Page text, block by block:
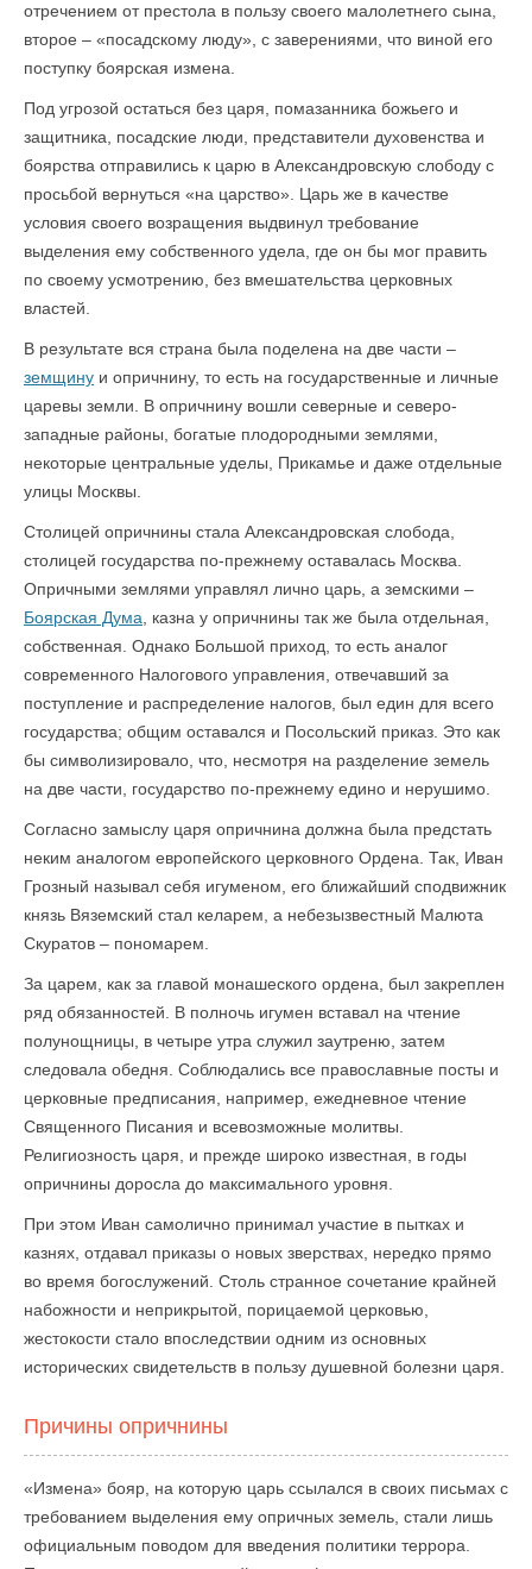
отречением от престола в пользу своего малолетнего сына,
второе – «посадскому люду», с заверениями, что виной его
поступку боярская измена.
Под угрозой остаться без царя, помазанника божьего и
защитника, посадские люди, представители духовенства и
боярства отправились к царю в Александровскую слободу с
просьбой вернуться «на царство». Царь же в качестве
условия своего возращения выдвинул требование
выделения ему собственного удела, где он бы мог править
по своему усмотрению, без вмешательства церковных
властей.
В результате вся страна была поделена на две части –
земщину и опричнину, то есть на государственные и личные
царевы земли. В опричнину вошли северные и северо-
западные районы, богатые плодородными землями,
некоторые центральные уделы, Прикамье и даже отдельные
улицы Москвы.
Столицей опричнины стала Александровская слобода,
столицей государства по-прежнему оставалась Москва.
Опричными землями управлял лично царь, а земскими –
Боярская Дума , казна у опричнины так же была отдельная,
собственная. Однако Большой приход, то есть аналог
современного Налогового управления, отвечавший за
поступление и распределение налогов, был един для всего
государства; общим оставался и Посольский приказ. Это как
бы символизировало, что, несмотря на разделение земель
на две части, государство по-прежнему едино и нерушимо.
Согласно замыслу царя опричнина должна была предстать
неким аналогом европейского церковного Ордена. Так, Иван
Грозный называл себя игуменом, его ближайший сподвижник
князь Вяземский стал келарем, а небезызвестный Малюта
Скуратов – пономарем.
За царем, как за главой монашеского ордена, был закреплен
ряд обязанностей. В полночь игумен вставал на чтение
полунощницы, в четыре утра служил заутреню, затем
следовала обедня. Соблюдались все православные посты и
церковные предписания, например, ежедневное чтение
Священного Писания и всевозможные молитвы.
Религиозность царя, и прежде широко известная, в годы
опричнины доросла до максимального уровня.
При этом Иван самолично принимал участие в пытках и
казнях, отдавал приказы о новых зверствах, нередко прямо
во время богослужений. Столь странное сочетание крайней
набожности и неприкрытой, порицаемой церковью,
жестокости стало впоследствии одним из основных
исторических свидетельств в пользу душевной болезни царя.
Причины опричнины
«Измена» бояр, на которую царь ссылался в своих письмах с
требованием выделения ему опричных земель, стали лишь
официальным поводом для введения политики террора.